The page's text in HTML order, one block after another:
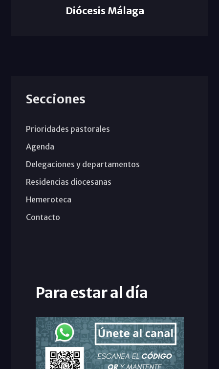
Diócesis Málaga
Secciones
Prioridades pastorales
Agenda
Delegaciones y departamentos
Residencias diocesanas
Hemeroteca
Contacto
Para estar al día